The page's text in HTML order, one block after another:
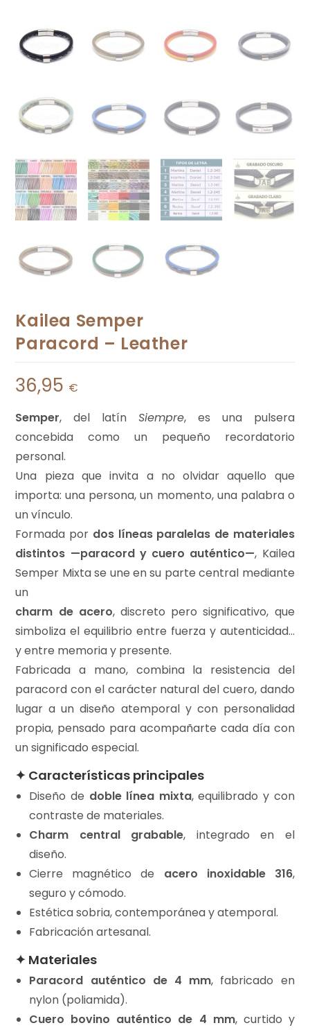
Kailea Semper
Paracord – Leather
36,95 €
Semper, del latín Siempre, es una pulsera
concebida como un pequeño recordatorio
personal.
Una pieza que invita a no olvidar aquello que
importa: una persona, un momento, una palabra o
un vínculo.
Formada por dos líneas paralelas de materiales
distintos —paracord y cuero auténtico—, Kailea
Semper Mixta se une en su parte central mediante
un
charm de acero, discreto pero significativo, que
simboliza el equilibrio entre fuerza y autenticidad…
y entre memoria y presente.
Fabricada a mano, combina la resistencia del
paracord con el carácter natural del cuero, dando
lugar a un diseño atemporal y con personalidad
propia, pensado para acompañarte cada día con
un significado especial.
✦ Características principales
Diseño de doble línea mixta, equilibrado y con
contraste de materiales.
Charm central grabable, integrado en el
diseño.
Cierre magnético de acero inoxidable 316,
seguro y cómodo.
Estética sobria, contemporánea y atemporal.
Fabricación artesanal.
✦ Materiales
Paracord auténtico de 4 mm, fabricado en
nylon (poliamida).
Cuero bovino auténtico de 4 mm, curtido y